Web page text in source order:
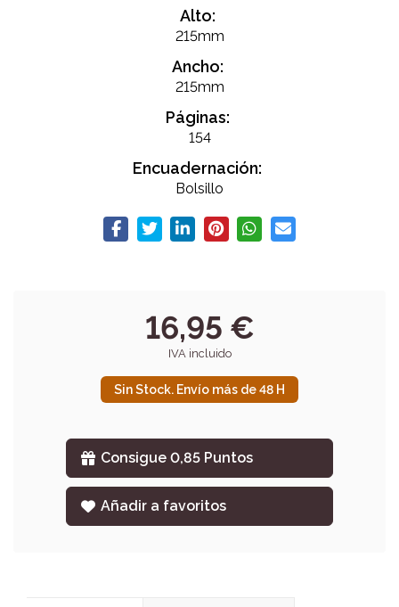
Alto:
215mm
Ancho:
215mm
Páginas:
154
Encuadernación:
Bolsillo
16,95 €
IVA incluido
Sin Stock. Envío más de 48 H
Consigue 0,85 Puntos
Añadir a favoritos